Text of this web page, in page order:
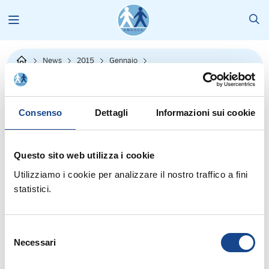
Consenso Dettagli Informazioni sui cookie
Questo sito web utilizza i cookie
Utilizziamo i cookie per analizzare il nostro traffico a fini
statistici.
delNecessari
News 2015
Gennaio
Privacy: come trattare i dati altrui
Dalsitodel Garante per la protezione dei dati personali:
uso strettamente
personale, dati personali riguardanti altri individui, a patto di
non